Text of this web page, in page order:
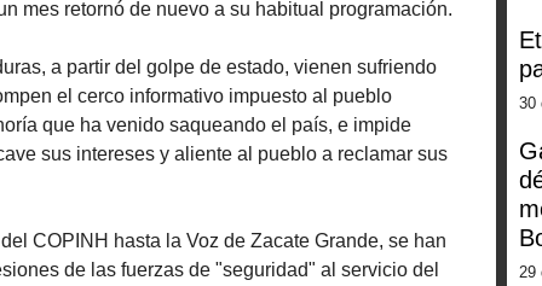
mes retornó de nuevo a su habitual programación.
a partir del golpe de estado, vienen sufriendo
el cerco informativo impuesto al pueblo
que ha venido saqueando el país, e impide
sus intereses y aliente al pueblo a reclamar sus
COPINH hasta la Voz de Zacate Grande, se han
de las fuerzas de "seguridad" al servicio del
30
29